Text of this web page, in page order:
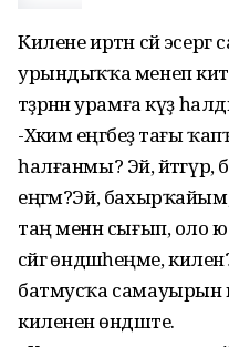
Килене иртән сәй
урындыҡҡа менеп
тәҙрәнән урамға күҙ
-Хәкимә еңгәбеҙ тағы
һалғанмы? Эй,
еңгәм?Эй, бахырҡайым,
таң менән сығып, оло
сәйгә өндәшәһеңме,
батмусҡа самауырын
килененә өндәште.